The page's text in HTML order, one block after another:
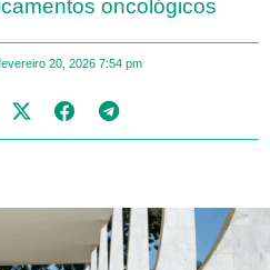
oncológicos
20, 2026 7:54 pm